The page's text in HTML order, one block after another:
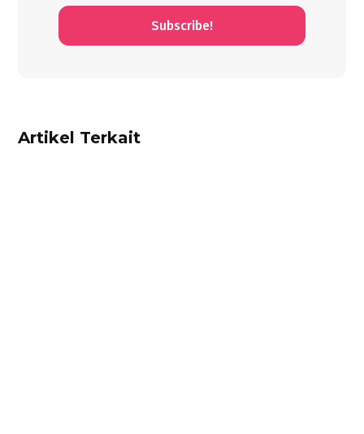
Subscribe!
Artikel Terkait